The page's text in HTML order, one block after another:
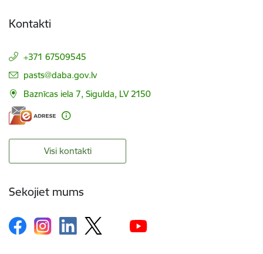
Kontakti
+371 67509545
E-pasts:
pasts@daba.gov.lv
Baznīcas iela 7, Sigulda, LV 2150
Visi kontakti
Sekojiet mums